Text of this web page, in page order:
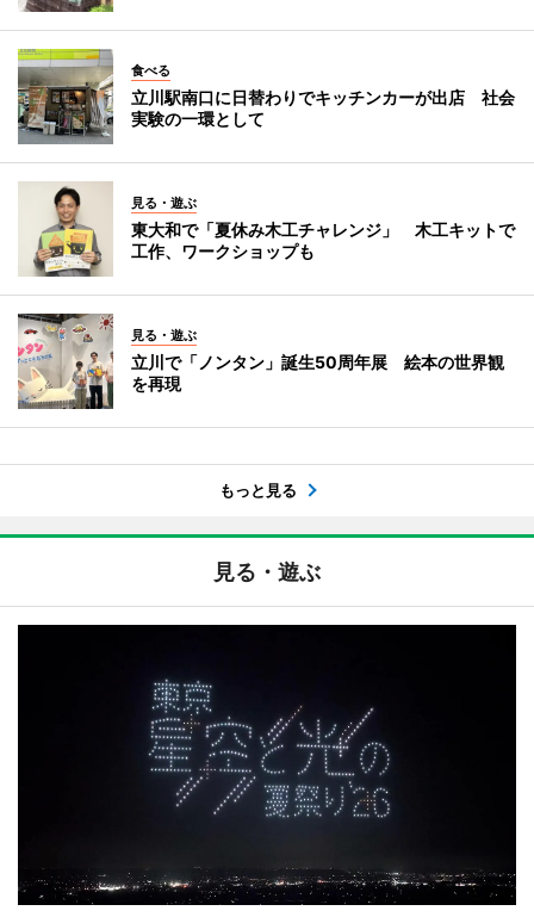
食べる
立川駅南口に日替わりでキッチンカーが出店 社会
実験の一環として
見る・遊ぶ
東大和で「夏休み木工チャレンジ」 木工キットで
工作、ワークショップも
見る・遊ぶ
立川で「ノンタン」誕生50周年展 絵本の世界観
を再現
もっと見る
見る・遊ぶ